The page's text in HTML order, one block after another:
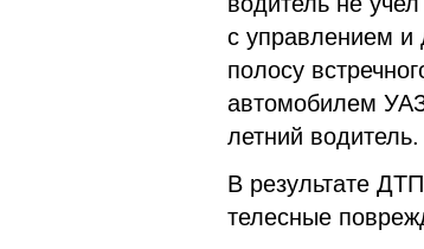
с управлением и
полосу
автомобилем
летний водитель.
В результате
телесные